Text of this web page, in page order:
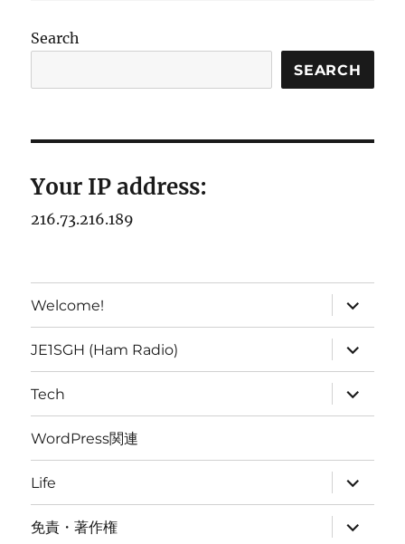
Search
SEARCH
Your IP address:
216.73.216.189
Welcome!
expand
child
menu
JE1SGH (Ham Radio)
expand
child
menu
Tech
expand
child
menu
WordPress関連
Life
expand
child
menu
免責・著作権
expand
child